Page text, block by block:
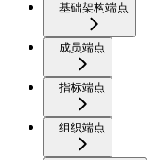
基础架构端点
成员端点
指标端点
组织端点